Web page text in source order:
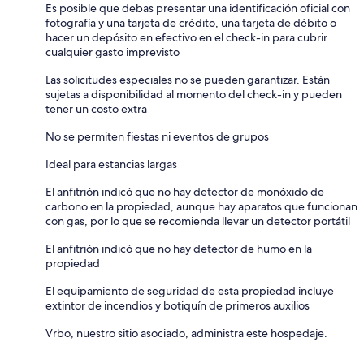
Es posible que debas presentar una identificación oficial con
fotografía y una tarjeta de crédito, una tarjeta de débito o
hacer un depósito en efectivo en el check-in para cubrir
cualquier gasto imprevisto
Las solicitudes especiales no se pueden garantizar. Están
sujetas a disponibilidad al momento del check-in y pueden
tener un costo extra
No se permiten fiestas ni eventos de grupos
Ideal para estancias largas
El anfitrión indicó que no hay detector de monóxido de
carbono en la propiedad, aunque hay aparatos que funcionan
con gas, por lo que se recomienda llevar un detector portátil
El anfitrión indicó que no hay detector de humo en la
propiedad
El equipamiento de seguridad de esta propiedad incluye
extintor de incendios y botiquín de primeros auxilios
Vrbo, nuestro sitio asociado, administra este hospedaje.